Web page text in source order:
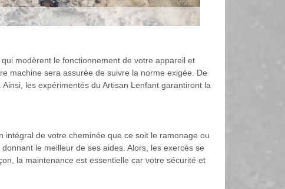
qui modèrent le fonctionnement de votre appareil et
machine sera assurée de suivre la norme exigée. De
les expérimentés du Artisan Lenfant garantiront la
intégral de votre cheminée que ce soit le ramonage ou
le meilleur de ses aides. Alors, les exercés se
la maintenance est essentielle car votre sécurité et